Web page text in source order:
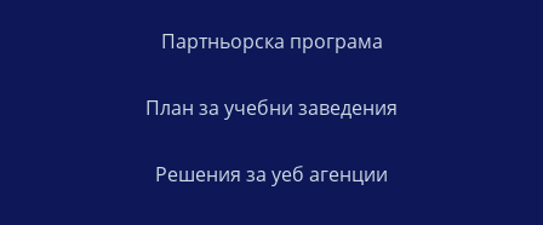
Партньорска програма
План за учебни заведения
Решения за уеб агенции